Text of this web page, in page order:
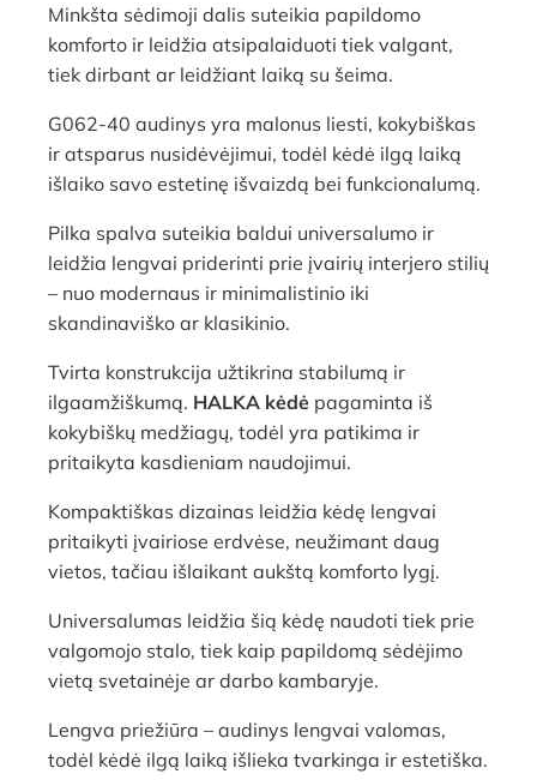
Minkšta sėdimoji dalis suteikia papildomo
komforto ir leidžia atsipalaiduoti tiek valgant,
tiek dirbant ar leidžiant laiką su šeima.
G062-40 audinys yra malonus liesti, kokybiškas
ir atsparus nusidėvėjimui, todėl kėdė ilgą laiką
išlaiko savo estetinę išvaizdą bei funkcionalumą.
Pilka spalva suteikia baldui universalumo ir
leidžia lengvai priderinti prie įvairių interjero stilių
– nuo modernaus ir minimalistinio iki
skandinaviško ar klasikinio.
Tvirta konstrukcija užtikrina stabilumą ir
ilgaamžiškumą. HALKA kėdė pagaminta iš
kokybiškų medžiagų, todėl yra patikima ir
pritaikyta kasdieniam naudojimui.
Kompaktiškas dizainas leidžia kėdę lengvai
pritaikyti įvairiose erdvėse, neužimant daug
vietos, tačiau išlaikant aukštą komforto lygį.
Universalumas leidžia šią kėdę naudoti tiek prie
valgomojo stalo, tiek kaip papildomą sėdėjimo
vietą svetainėje ar darbo kambaryje.
Lengva priežiūra – audinys lengvai valomas,
todėl kėdė ilgą laiką išlieka tvarkinga ir estetiška.